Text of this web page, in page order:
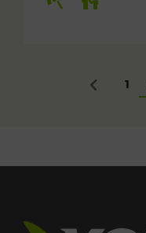
Zurück
1